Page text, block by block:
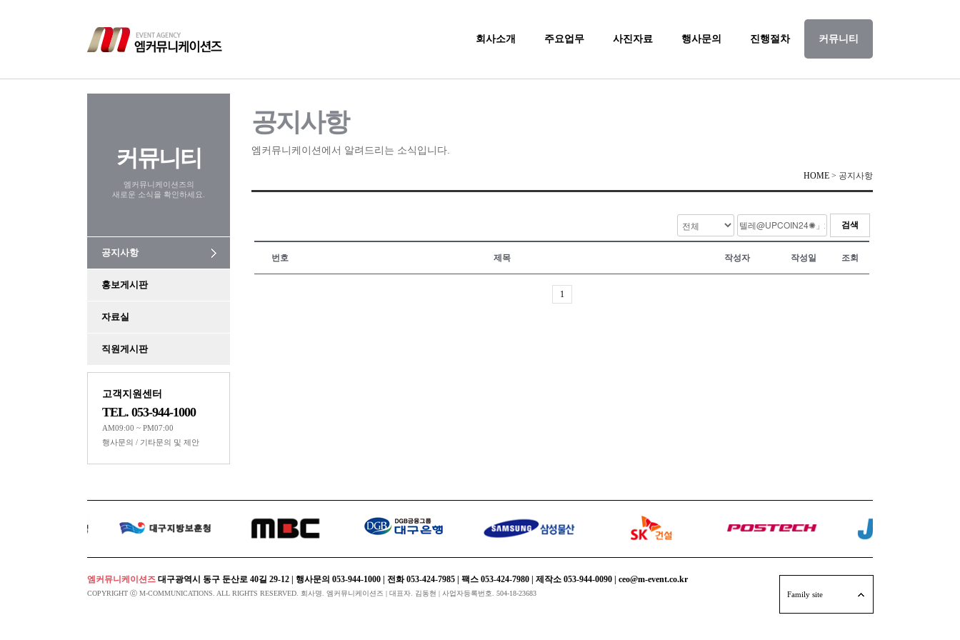
회사소개 주요업무 사진자료 행사문의 진행절차 커뮤니티
커뮤니티
엠커뮤니케이션즈의
새로운 소식을 확인하세요.
공지사항
홍보게시판
자료실
직원게시판
고객지원센터
TEL. 053-944-1000
AM09:00 ~ PM07:00
행사문의 / 기타문의 및 제안
공지사항
엠커뮤니케이션에서 알려드리는 소식입니다.
HOME > 공지사항
검색
번호 제목 작성자 작성일 조회
1
엠커뮤니케이션즈 대구광역시 동구 둔산로 40길 29-12 | 행사문의 053-944-1000 | 전화 053-424-7985 | 팩스 053-424-7980 | 제작소 053-944-0090 | ceo@m-event.co.kr
COPYRIGHT ⓒ M-COMMUNICATIONS. ALL RIGHTS RESERVED. 회사명. 엠커뮤니케이션즈 | 대표자. 김동현 | 사업자등록번호. 504-18-23683 Family site